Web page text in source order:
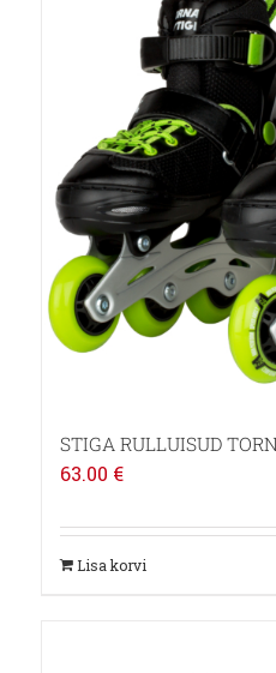
STIGA RULLUISUD
63.00 €
Lisa korvi